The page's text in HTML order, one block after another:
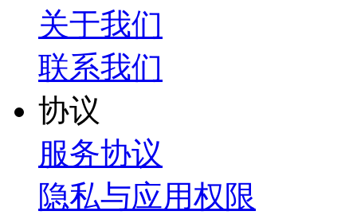
关于我们
联系我们
协议
服务协议
隐私与应用权限